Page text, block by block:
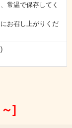
」
好のチャンスで
常温で保存してく
お召し上がりくだ
]